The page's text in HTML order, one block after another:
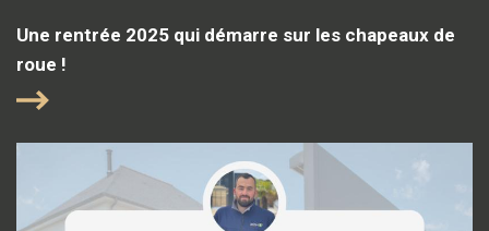
Une rentrée 2025 qui démarre sur les chapeaux de
roue !